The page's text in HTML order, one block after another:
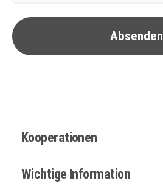
Absenden
Kooperationen
Wichtige Information